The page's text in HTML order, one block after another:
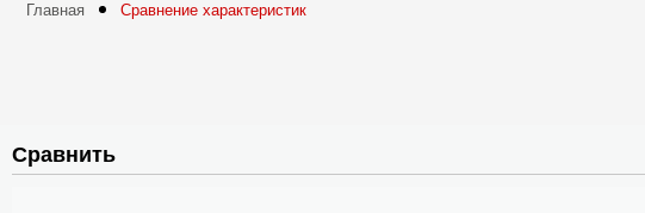
Главная Сравнение характеристик
Сравнить